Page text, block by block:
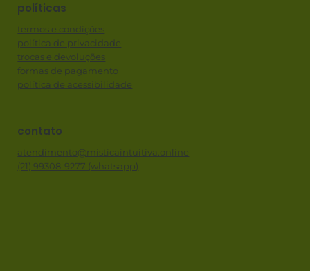
políticas
termos e condições
política de privacidade
trocas e devoluções
formas de pagamento
política de acessibilidade
contato
atendimento@misticaintuitiva.online
(21) 99308-9277 (whatsapp)